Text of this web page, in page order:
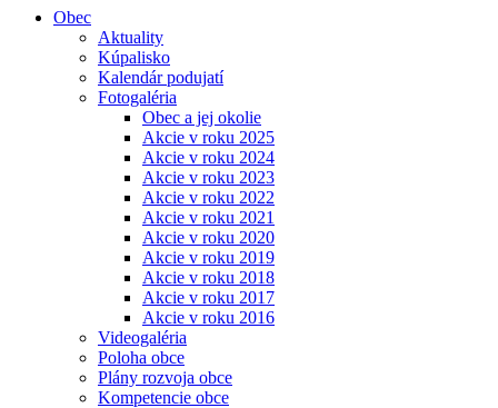
Obec
Aktuality
Kúpalisko
Kalendár podujatí
Fotogaléria
Obec a jej okolie
Akcie v roku 2025
Akcie v roku 2024
Akcie v roku 2023
Akcie v roku 2022
Akcie v roku 2021
Akcie v roku 2020
Akcie v roku 2019
Akcie v roku 2018
Akcie v roku 2017
Akcie v roku 2016
Videogaléria
Poloha obce
Plány rozvoja obce
Kompetencie obce